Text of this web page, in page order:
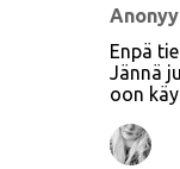
Enpä
Jännä
oon